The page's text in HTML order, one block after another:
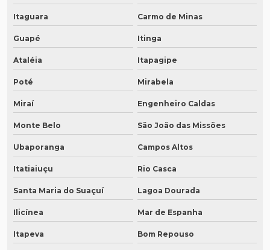
Itaguara Carmo de Minas
Guapé Itinga
Ataléia Itapagipe
Poté Mirabela
Miraí Engenheiro Caldas
Monte Belo São João das Missões
Ubaporanga Campos Altos
Itatiaiuçu Rio Casca
Santa Maria do Suaçuí Lagoa Dourada
Ilicínea Mar de Espanha
Itapeva Bom Repouso